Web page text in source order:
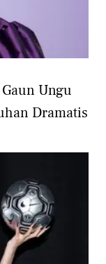
Ungu
Dramatis